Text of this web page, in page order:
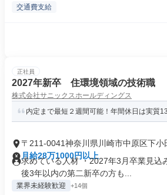
交通費支給
正社員
2027年新卒 住環境領域の技術職
株式会社サニックスホールディングス
内定まで最短２週間可能！年間休日は実質
〒211-0041神奈川県川崎市中原区下小
月給28万1000円以上
求めている人材 ・2027年3月卒業見込
後3年以内の第二新卒の方も...
業界未経験歓迎 +14個